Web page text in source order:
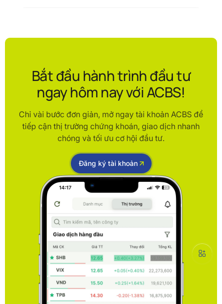
Bắt đầu hành trình đầu tư
ngay hôm nay với ACBS!
Chỉ vài bước đơn giản, mở ngay tài khoản ACBS để
tiếp cận thị trường chứng khoán, giao dịch nhanh
chóng và tối ưu cơ hội đầu tư.
Đăng ký tài khoản